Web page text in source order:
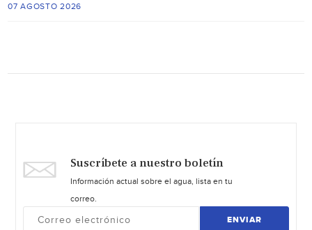
07 AGOSTO 2026
Suscríbete a nuestro boletín
Información actual sobre el agua, lista en tu
correo.
ENVIAR